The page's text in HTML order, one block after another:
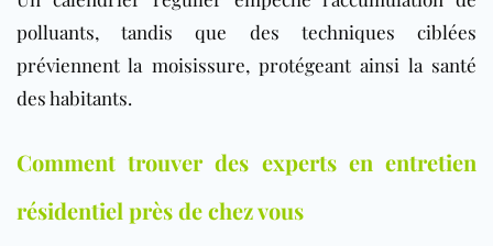
polluants, tandis que des techniques ciblées
préviennent la moisissure, protégeant ainsi la santé
des habitants.
Comment trouver des experts en entretien
résidentiel près de chez vous